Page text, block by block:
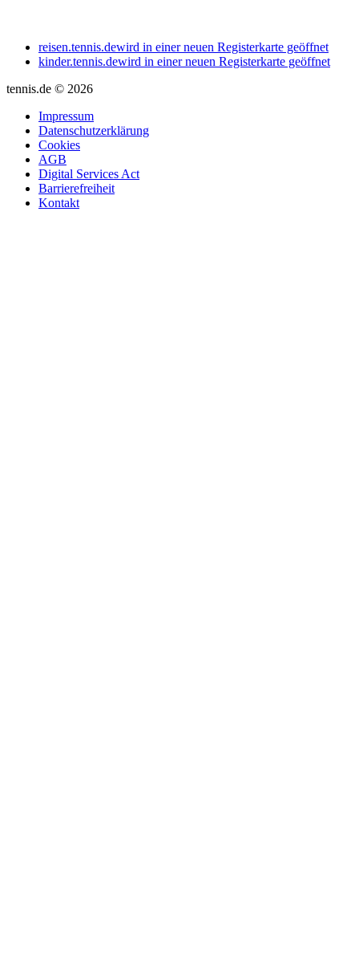
reisen.tennis.dewird in einer neuen Registerkarte geöffnet
kinder.tennis.dewird in einer neuen Registerkarte geöffnet
tennis.de © 2026
Impressum
Datenschutzerklärung
Cookies
AGB
Digital Services Act
Barrierefreiheit
Kontakt